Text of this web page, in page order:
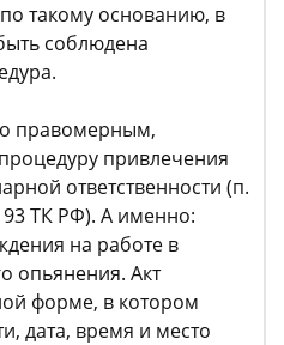
такому основанию, в
соблюдена
правомерным,
привлечения
ответственности (п.
ТК РФ). А именно:
на работе в
опьянения. Акт
форме, в котором
дата, время и место